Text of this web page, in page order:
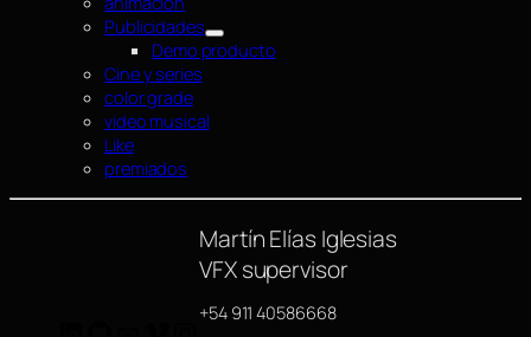
Publicidades
Demo producto
Cine y series
color grade
video musical
Like
premiados
Martín Elías Iglesias
VFX supervisor
+54 911 40586668